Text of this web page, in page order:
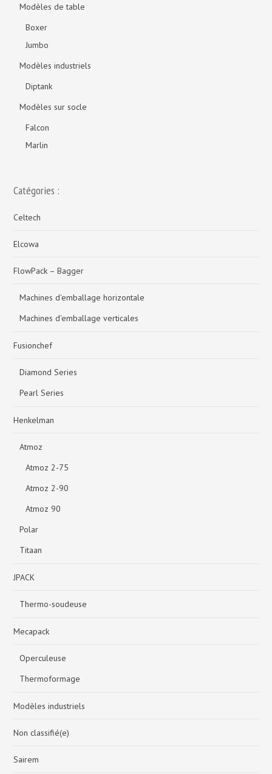
Modèles de table
Boxer
Jumbo
Modèles industriels
Diptank
Modèles sur socle
Falcon
Marlin
Catégories :
Celtech
Elcowa
FlowPack – Bagger
Machines d'emballage horizontale
Machines d'emballage verticales
Fusionchef
Diamond Series
Pearl Series
Henkelman
Atmoz
Atmoz 2-75
Atmoz 2-90
Atmoz 90
Polar
Titaan
JPACK
Thermo-soudeuse
Mecapack
Operculeuse
Thermoformage
Modèles industriels
Non classifié(e)
Sairem